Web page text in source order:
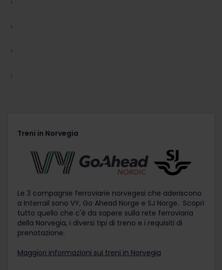
Treni in Norvegia
Le 3 compagnie ferroviarie norvegesi che aderiscono
a Interrail sono VY, Go Ahead Norge e SJ Norge. Scopri
tutto quello che c'è da sapere sulla rete ferroviaria
della Norvegia, i diversi tipi di treno e i requisiti di
prenotazione.
Maggiori informazioni sui treni in Norvegia